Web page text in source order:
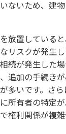
ないため、建
放置している
リスクが発生
続が発生した
追加の手続き
多いです。さ
所有者の特定が
権利関係が複